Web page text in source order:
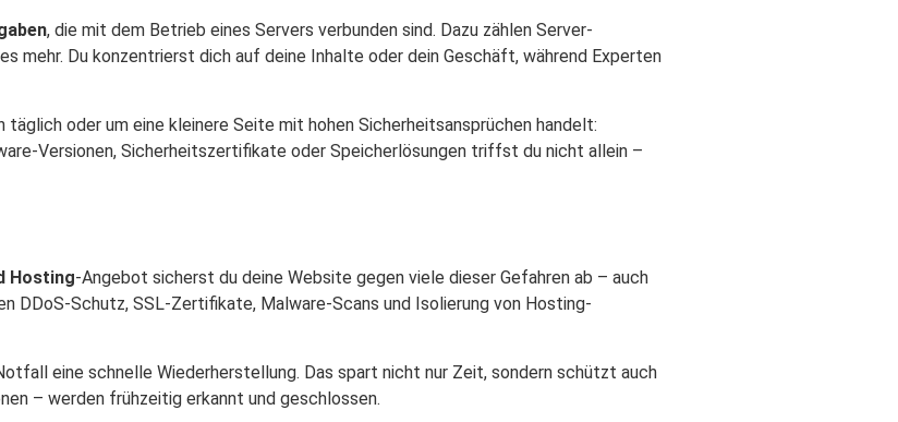
, die mit dem Betrieb eines Servers verbunden sind. Dazu zählen Server-
mehr. Du konzentrierst dich auf deine Inhalte oder dein Geschäft, während Experten
oder um eine kleinere Seite mit hohen Sicherheitsansprüchen handelt:
Versionen, Sicherheitszertifikate oder Speicherlösungen triffst du nicht allein –
Hosting-Angebot sicherst du deine Website gegen viele dieser Gefahren ab – auch
DDoS-Schutz, SSL-Zertifikate, Malware-Scans und Isolierung von Hosting-
eine schnelle Wiederherstellung. Das spart nicht nur Zeit, sondern schützt auch
– werden frühzeitig erkannt und geschlossen.